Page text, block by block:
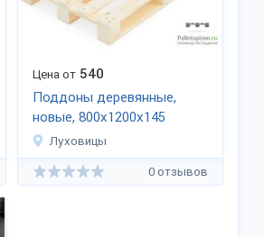
Цена от 540
Поддоны деревянные,
новые, 800х1200х145
Луховицы
0 отзывов